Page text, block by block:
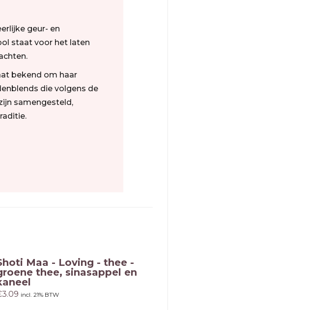
geur- en
staat voor het laten
bekend om haar
die volgens de
samengesteld,
Maa - Loving - thee -
thee, sinasappel en
3.09 incl. 21% BTW